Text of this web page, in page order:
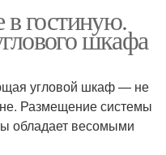
гостиную.
шкафа
угловой шкаф — не
Размещение системы
обладает весомыми